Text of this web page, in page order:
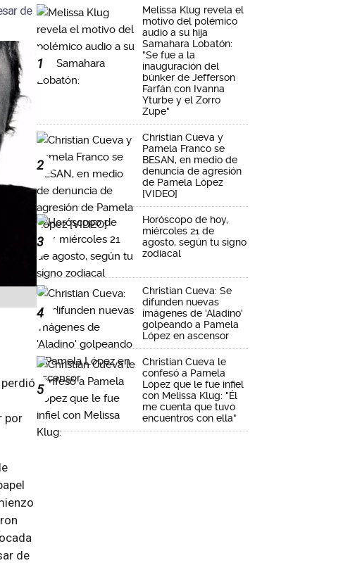
de
por
de
1
Melissa Klug revela el
motivo del polémico
audio a su hija
Samahara Lobatón:
"Se fue a la
inauguración del
búnker de Jefferson
Farfán con Ivanna
Yturbe y el Zorro
Zupe"
2
Christian Cueva y
Pamela Franco se
BESAN, en medio de
denuncia de agresión
de Pamela López
[VIDEO]
3
Horóscopo de hoy,
miércoles 21 de
agosto, según tu signo
zodiacal
4
Christian Cueva: Se
difunden nuevas
imágenes de 'Aladino'
golpeando a Pamela
López en ascensor
5
Christian Cueva le
confesó a Pamela
López que le fue infiel
con Melissa Klug: "Él
me cuenta que tuvo
encuentros con ella"